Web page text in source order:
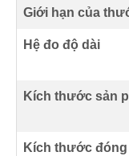
Giới hạn của
Hệ đo độ dài
Kích thước sản
Kích thước